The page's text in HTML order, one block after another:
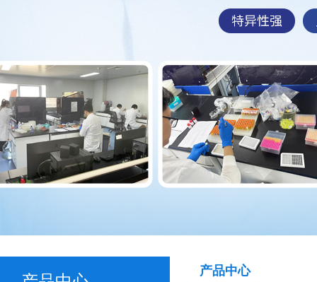
产品中心